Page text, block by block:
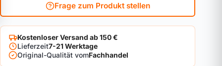
Frage zum Produkt stellen
Kostenloser Versand ab 150 €
Lieferzeit7-21 Werktage
Original-Qualität vomFachhandel